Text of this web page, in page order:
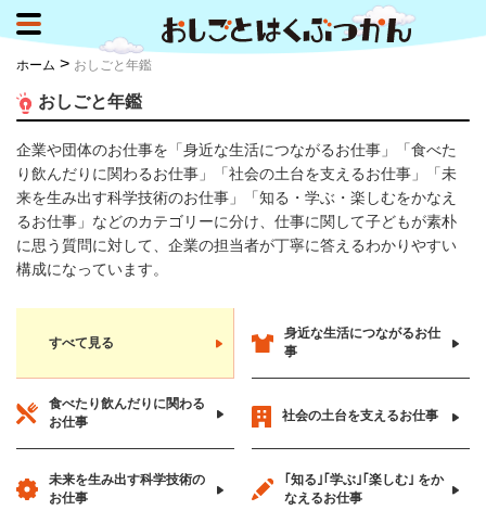
ホーム > おしごと年鑑
おしごと年鑑
企業や団体のお仕事を「身近な生活につながるお仕事」「食べた
り飲んだりに関わるお仕事」「社会の土台を支えるお仕事」「未
来を生み出す科学技術のお仕事」「知る・学ぶ・楽しむをかなえ
るお仕事」などのカテゴリーに分け、仕事に関して子どもが素朴
に思う質問に対して、企業の担当者が丁寧に答えるわかりやすい
構成になっています。
すべて見る
身近な生活につながるお仕
事
食べたり飲んだりに関わる
お仕事
社会の土台を支えるお仕事
未来を生み出す科学技術の
お仕事
｢知る｣｢学ぶ｣｢楽しむ｣ をか
なえるお仕事